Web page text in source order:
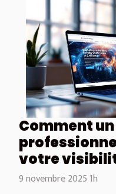
Comment
votre
9 novembre 2025 1h